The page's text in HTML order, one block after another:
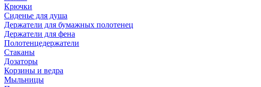
Крючки
Сиденье для душа
Держатели для бумажных полотенец
Держатели для фена
Полотенцедержатели
Стаканы
Дозаторы
Корзины и ведра
Мыльницы